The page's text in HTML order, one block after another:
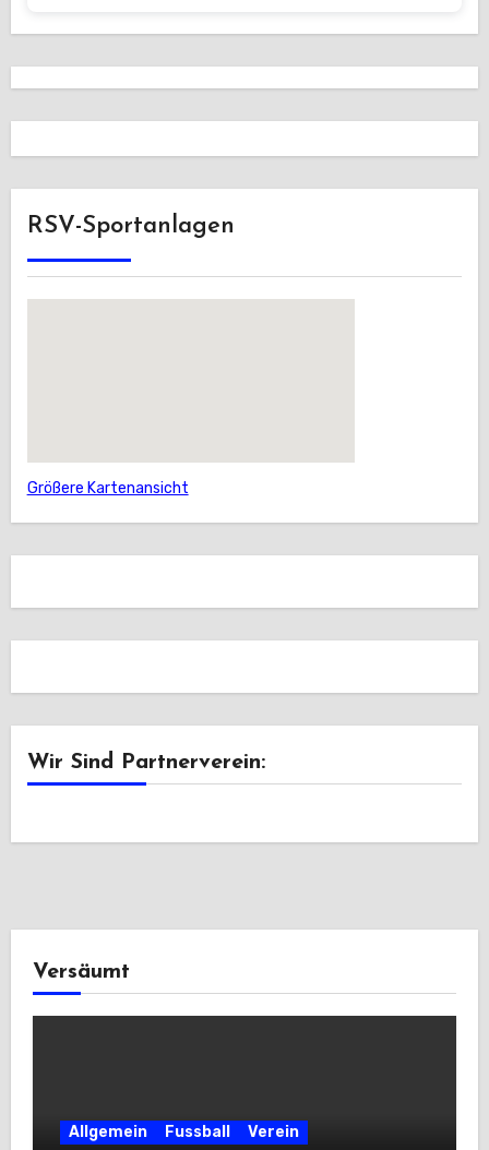
RSV-Sportanlagen
Größere Kartenansicht
Wir Sind Partnerverein:
Versäumt
Allgemein Fussball Verein